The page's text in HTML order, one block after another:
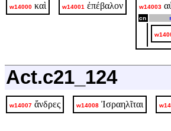
w14000 καὶ w14001 ἐπέβαλον w14003
cn
Act.c21_124
w14007 ἄνδρες w14008 Ἰσραηλῖται